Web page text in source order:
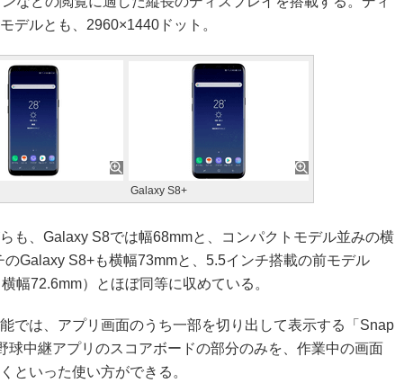
デルとも、2960×1440ドット。
Galaxy S8+
も、Galaxy S8では幅68mmと、コンパクトモデル並みの横
Galaxy S8+も横幅73mmと、5.5インチ搭載の前モデル
幅72.6mm）とほぼ同等に収めている。
では、アプリ画面のうち一部を切り出して表示する「Snap
球中継アプリのスコアボードの部分のみを、作業中の画面
といった使い方ができる。